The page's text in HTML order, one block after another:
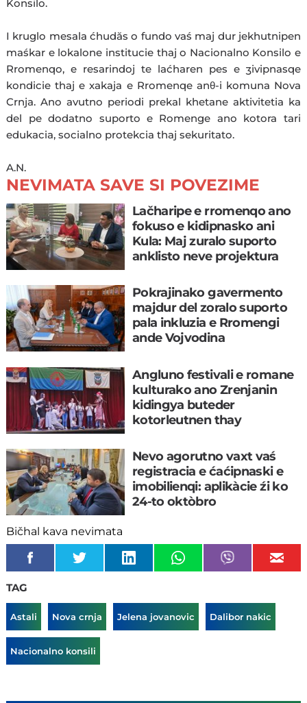
Konsilo.
I kruglo mesala ćhudăs o fundo vaś maj dur jekhutnipen
maśkar e lokalone institucie thaj o Nacionalno Konsilo e
Rromenqo, e resarindoj te laćharen pes e ʒivipnasqe
kondicie thaj e xakaja e Rromenqe anθ-i komuna Nova
Crnja. Ano avutno periodi prekal khetane aktivitetia ka
del pe dodatno suporto e Romenge ano kotora tari
edukacia, socialno protekcia thaj sekuritato.
A.N.
NEVIMATA SAVE SI POVEZIME
Lačharipe e rromenqo ano
fokuso e kidipnasko ani
Kula: Maj zuralo suporto
anklisto neve projektura
Pokrajinako gavermento
majdur del zoralo suporto
pala inkluzia e Rromengi
ande Vojvodina
Angluno festivali e romane
kulturako ano Zrenjanin
kidingya buteder
kotorleutnen thay
Nevo agorutno vaxt vaś
registracia e ćaćipnaski e
imobilienqi: aplikàcie źi ko
24-to oktòbro
Bičhal kava nevimata
TAG
Astali Nova crnja Jelena jovanovic Dalibor nakic
Nacionalno konsili